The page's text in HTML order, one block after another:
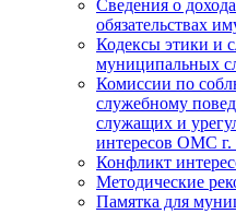
Сведения о
обязательствах
Кодексы этики и
муниципальных
Комиссии по
служебному
служащих и
интересов ОМС г.
Конфликт
Методические
Памятка для